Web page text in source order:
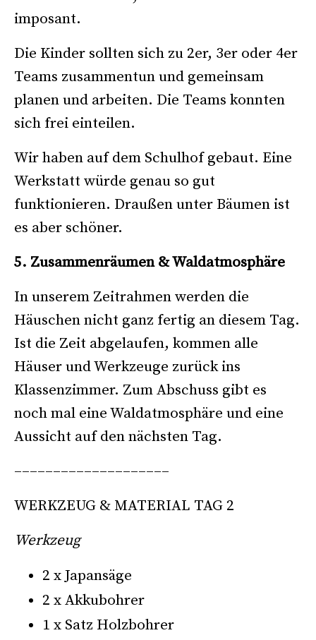
imposant.
Die Kinder sollten sich zu 2er, 3er oder 4er
Teams zusammentun und gemeinsam
planen und arbeiten. Die Teams konnten
sich frei einteilen.
Wir haben auf dem Schulhof gebaut. Eine
Werkstatt würde genau so gut
funktionieren. Draußen unter Bäumen ist
es aber schöner.
5. Zusammenräumen & Waldatmosphäre
In unserem Zeitrahmen werden die
Häuschen nicht ganz fertig an diesem Tag.
Ist die Zeit abgelaufen, kommen alle
Häuser und Werkzeuge zurück ins
Klassenzimmer. Zum Abschuss gibt es
noch mal eine Waldatmosphäre und eine
Aussicht auf den nächsten Tag.
––––––––––––––––––––
WERKZEUG & MATERIAL TAG 2
Werkzeug
2 x Japansäge
2 x Akkubohrer
1 x Satz Holzbohrer